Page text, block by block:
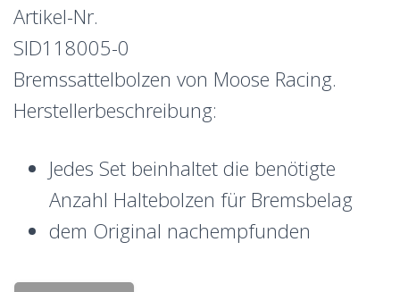
Artikel-Nr.
SID118005-0
Bremssattelbolzen von Moose Racing.
Herstellerbeschreibung:
Jedes Set beinhaltet die benötigte
Anzahl Haltebolzen für Bremsbelag
dem Original nachempfunden